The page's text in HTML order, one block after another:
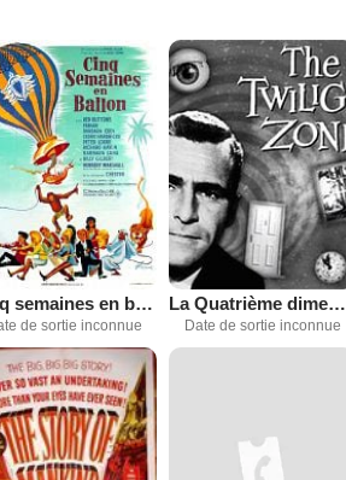
Cinq semaines en ballon
de sortie inconnue
La Quatrième dimension
Date de sortie inconnue